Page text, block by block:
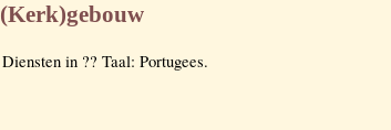
(Kerk)gebouw
Diensten in ?? Taal: Portugees.